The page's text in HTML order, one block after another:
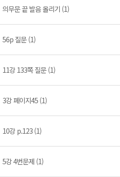
의무문 끝 발음 올리기 (1)
56p 질문 (1)
11강 133쪽 질문 (1)
3강 페이지45 (1)
10강 p.123 (1)
5강 4번문제 (1)